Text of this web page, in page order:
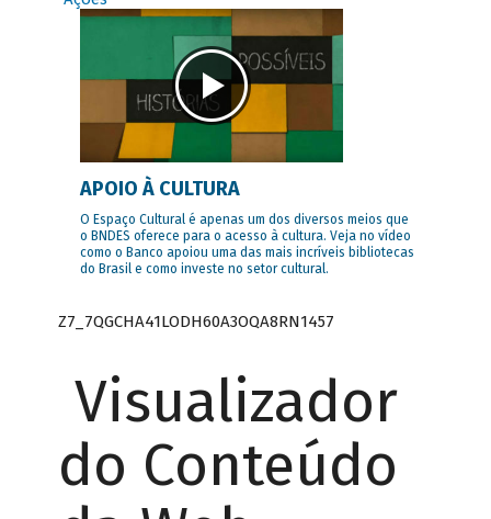
APOIO À CULTURA
O Espaço Cultural é apenas um dos diversos meios que
o BNDES oferece para o acesso à cultura. Veja no vídeo
como o Banco apoiou uma das mais incríveis bibliotecas
do Brasil e como investe no setor cultural.
Z7_7QGCHA41LODH60A3OQA8RN1457
Visualizador
do Conteúdo